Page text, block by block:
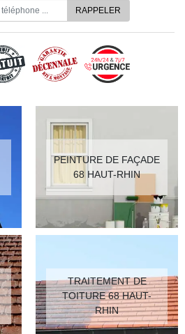
PEINTURE DE FAÇADE
68 HAUT-RHIN
TRAITEMENT DE
TOITURE 68 HAUT-
RHIN